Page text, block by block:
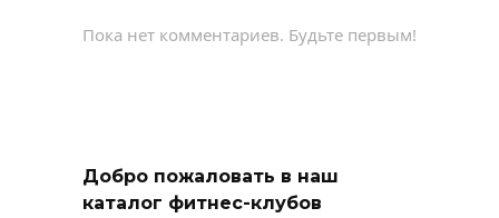
Пока нет комментариев. Будьте первым!
Добро пожаловать в наш
каталог фитнес-клубов